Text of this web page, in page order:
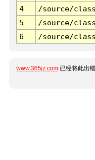
4
/source/
5
/source/
6
/source/
www.365jz.com 已经将此出